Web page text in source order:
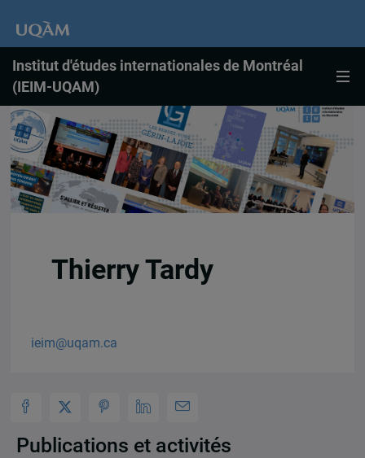
Institut d'études internationales de Montréal
(IEIM-UQAM)
Thierry Tardy
ieim@uqam.ca
Publications et activités